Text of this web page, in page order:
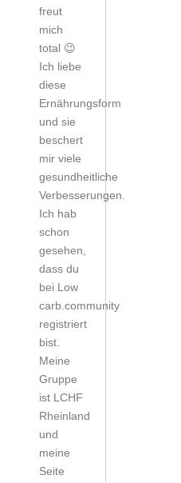
freut
mich
total 😉
Ich liebe
diese
Ernährungsform
und sie
beschert
mir viele
gesundheitliche
Verbesserungen.
Ich hab
schon
gesehen,
dass du
bei Low
carb.community
registriert
bist.
Meine
Gruppe
ist LCHF
Rheinland
und
meine
Seite